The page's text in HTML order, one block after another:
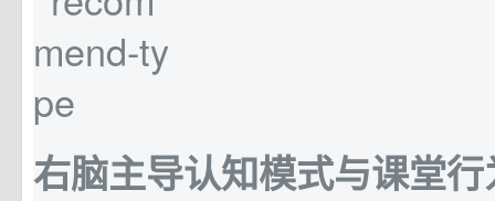
右脑主导认知模式与课堂